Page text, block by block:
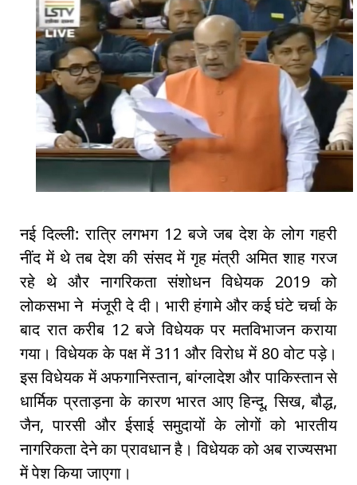
नई दिल्ली: रात्रि लगभग 12 बजे जब देश के लोग गहरी
नींद में थे तब देश की संसद में गृह मंत्री अमित शाह गरज
रहे थे और नागरिकता संशोधन विधेयक 2019 को
लोकसभा ने मंजूरी दे दी। भारी हंगामे और कई घंटे चर्चा के
बाद रात करीब 12 बजे विधेयक पर मतविभाजन कराया
गया। विधेयक के पक्ष में 311 और विरोध में 80 वोट पड़े।
इस विधेयक में अफगानिस्तान, बांग्लादेश और पाकिस्तान से
धार्मिक प्रताड़ना के कारण भारत आए हिन्दू, सिख, बौद्ध,
जैन, पारसी और ईसाई समुदायों के लोगों को भारतीय
नागरिकता देने का प्रावधान है। विधेयक को अब राज्यसभा
में पेश किया जाएगा।